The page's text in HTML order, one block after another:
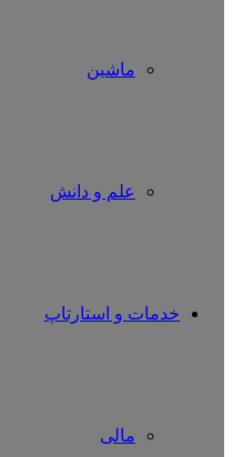
ماشین
علم و دانش
خدمات و استارتاپ
مالی